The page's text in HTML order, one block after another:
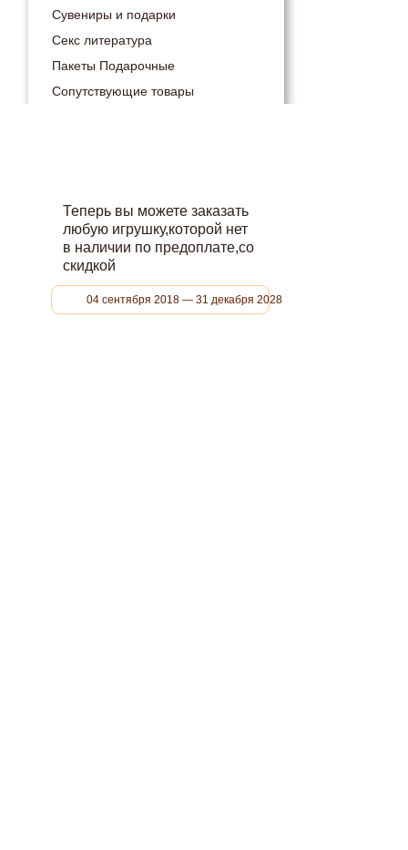
Сувениры и подарки
Секс литература
Пакеты Подарочные
Сопутствующие товары
Теперь вы можете заказать
любую игрушку,которой нет
в наличии по предоплате,со
скидкой
04 сентября 2018 — 31 декабря 2028